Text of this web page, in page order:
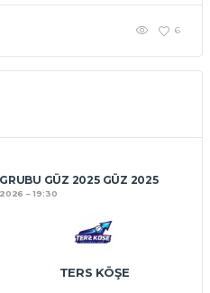
6
GÜZ 2025 GÜZ 2025
2026 19:30
TERS KÖŞE